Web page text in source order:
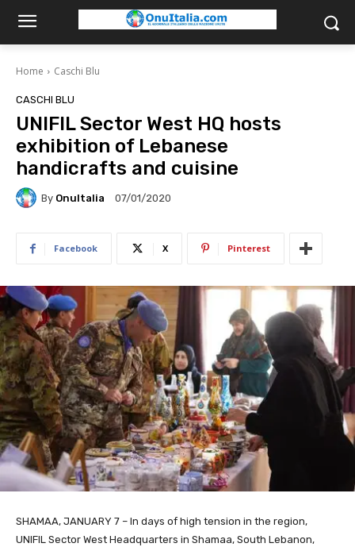
Home Caschi Blu
CASCHI BLU
UNIFIL Sector West HQ hosts
exhibition of Lebanese
handicrafts and cuisine
By OnuItalia 07/01/2020
Facebook X Pinterest
SHAMAA, JANUARY 7 – In days of high tension in the region,
UNIFIL Sector West Headquarters in Shamaa, South Lebanon,